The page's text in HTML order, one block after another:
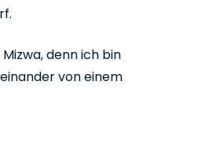
denn ich bin
von einem